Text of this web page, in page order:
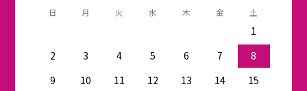
日 月 火 水 木 金 土
1
2
3 4 5 6 7
8
9
10 11 12 13 14
15